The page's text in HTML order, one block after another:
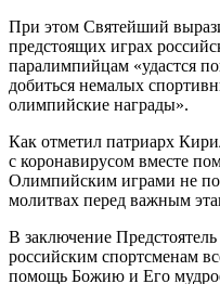
При этом Святейший
предстоящих играх
паралимпийцам «удастся
добиться немалых
олимпийские награды».
Как отметил патриарх
с коронавирусом вместе
Олимпийским играми не
молитвах перед важным
В заключение
российским спортсменам
помощь Божию и Его